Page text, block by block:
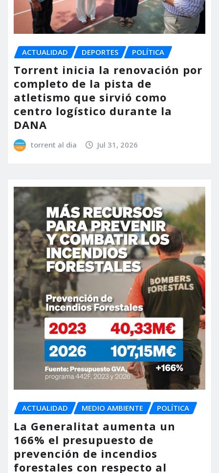
ACTUALIDAD DEPORTES POLÍTICA
Torrent inicia la renovación por
completo de la pista de
atletismo que sirvió como
centro logístico durante la
DANA
torrent al dia Jul 31, 2026
ACTUALIDAD MEDIO AMBIENTE POLÍTICA
La Generalitat aumenta un
166% el presupuesto de
prevención de incendios
forestales con respecto al